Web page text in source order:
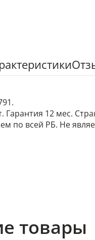
Гарантия 12 мес.
по всей РБ. Не
товары